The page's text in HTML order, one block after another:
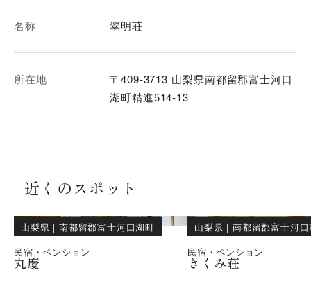
名称 翠明荘
所在地
〒409-3713 山梨県南都留郡富士河口
湖町精進514-13
近くのスポット
山梨県 ｜南都留郡富士河口湖町
民宿・ペンション
丸慶
山梨県 ｜南都留郡富士河
民宿・ペンション
きくみ荘